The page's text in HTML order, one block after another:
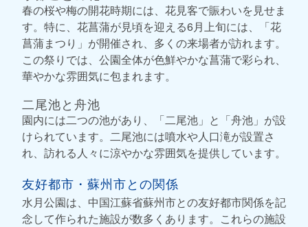
春の桜や梅の開花時期には、花見客で賑わいを見せま
す。特に、花菖蒲が見頃を迎える6月上旬には、「花
菖蒲まつり」が開催され、多くの来場者が訪れます。
この祭りでは、公園全体が色鮮やかな菖蒲で彩られ、
華やかな雰囲気に包まれます。
二尾池と舟池
園内には二つの池があり、「二尾池」と「舟池」が設
けられています。二尾池には噴水や人口滝が設置さ
れ、訪れる人々に涼やかな雰囲気を提供しています。
友好都市・蘇州市との関係
水月公園は、中国江蘇省蘇州市との友好都市関係を記
念して作られた施設が数多くあります。これらの施設